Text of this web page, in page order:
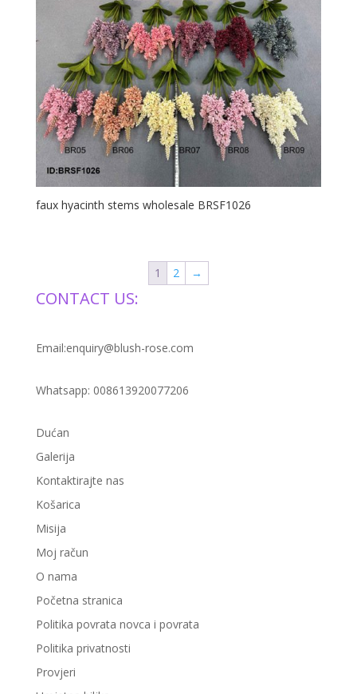
faux hyacinth stems wholesale BRSF1026
1 2 →
CONTACT US:
Email:enquiry@blush-rose.com
Whatsapp: 008613920077206
Dućan
Galerija
Kontaktirajte nas
Košarica
Misija
Moj račun
O nama
Početna stranica
Politika povrata novca i povrata
Politika privatnosti
Provjeri